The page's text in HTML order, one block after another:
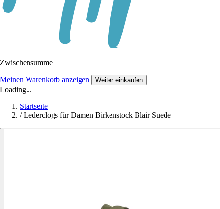
Zwischensumme
Meinen Warenkorb anzeigen Weiter einkaufen
Loading...
Startseite
/ Lederclogs für Damen Birkenstock Blair Suede